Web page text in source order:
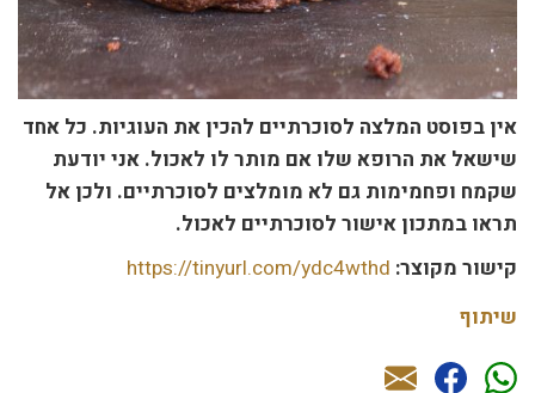
אין בפוסט המלצה לסוכרתיים להכין את העוגיות. כל אחד
שישאל את הרופא שלו אם מותר לו לאכול. אני יודעת
שקמח ופחמימות גם לא מומלצים לסוכרתיים. ולכן אל
תראו במתכון אישור לסוכרתיים לאכול.
קישור מקוצר: https://tinyurl.com/ydc4wthd
שיתוף